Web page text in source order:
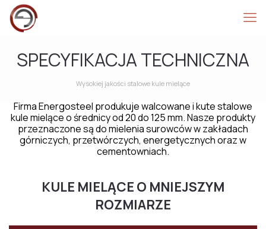
SPECYFIKACJA TECHNICZNA
Wysokiej jakości stalowe kule mielące
Firma Energosteel produkuje walcowane i kute stalowe
kule mielące o średnicy od 20 do 125 mm. Nasze produkty
przeznaczone są do mielenia surowców w zakładach
górniczych, przetwórczych, energetycznych oraz w
cementowniach.
KULE MIELĄCE O MNIEJSZYM
ROZMIARZE